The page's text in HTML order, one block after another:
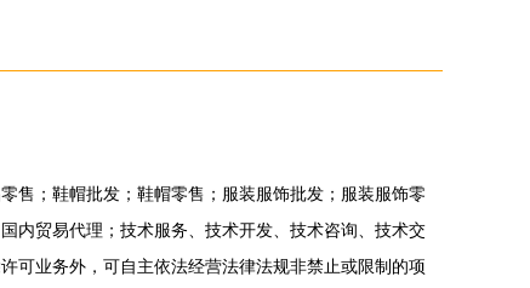
售；鞋帽批发；鞋帽零售；服装服饰批发；服装服饰零
内贸易代理；技术服务、技术开发、技术咨询、技术交
可业务外，可自主依法经营法律法规非禁止或限制的项